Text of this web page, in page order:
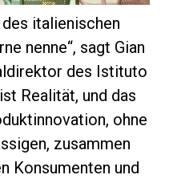
italienischen
nenne“, sagt Gian
des Istituto
Realität, und das
ohne
zusammen
Konsumenten und